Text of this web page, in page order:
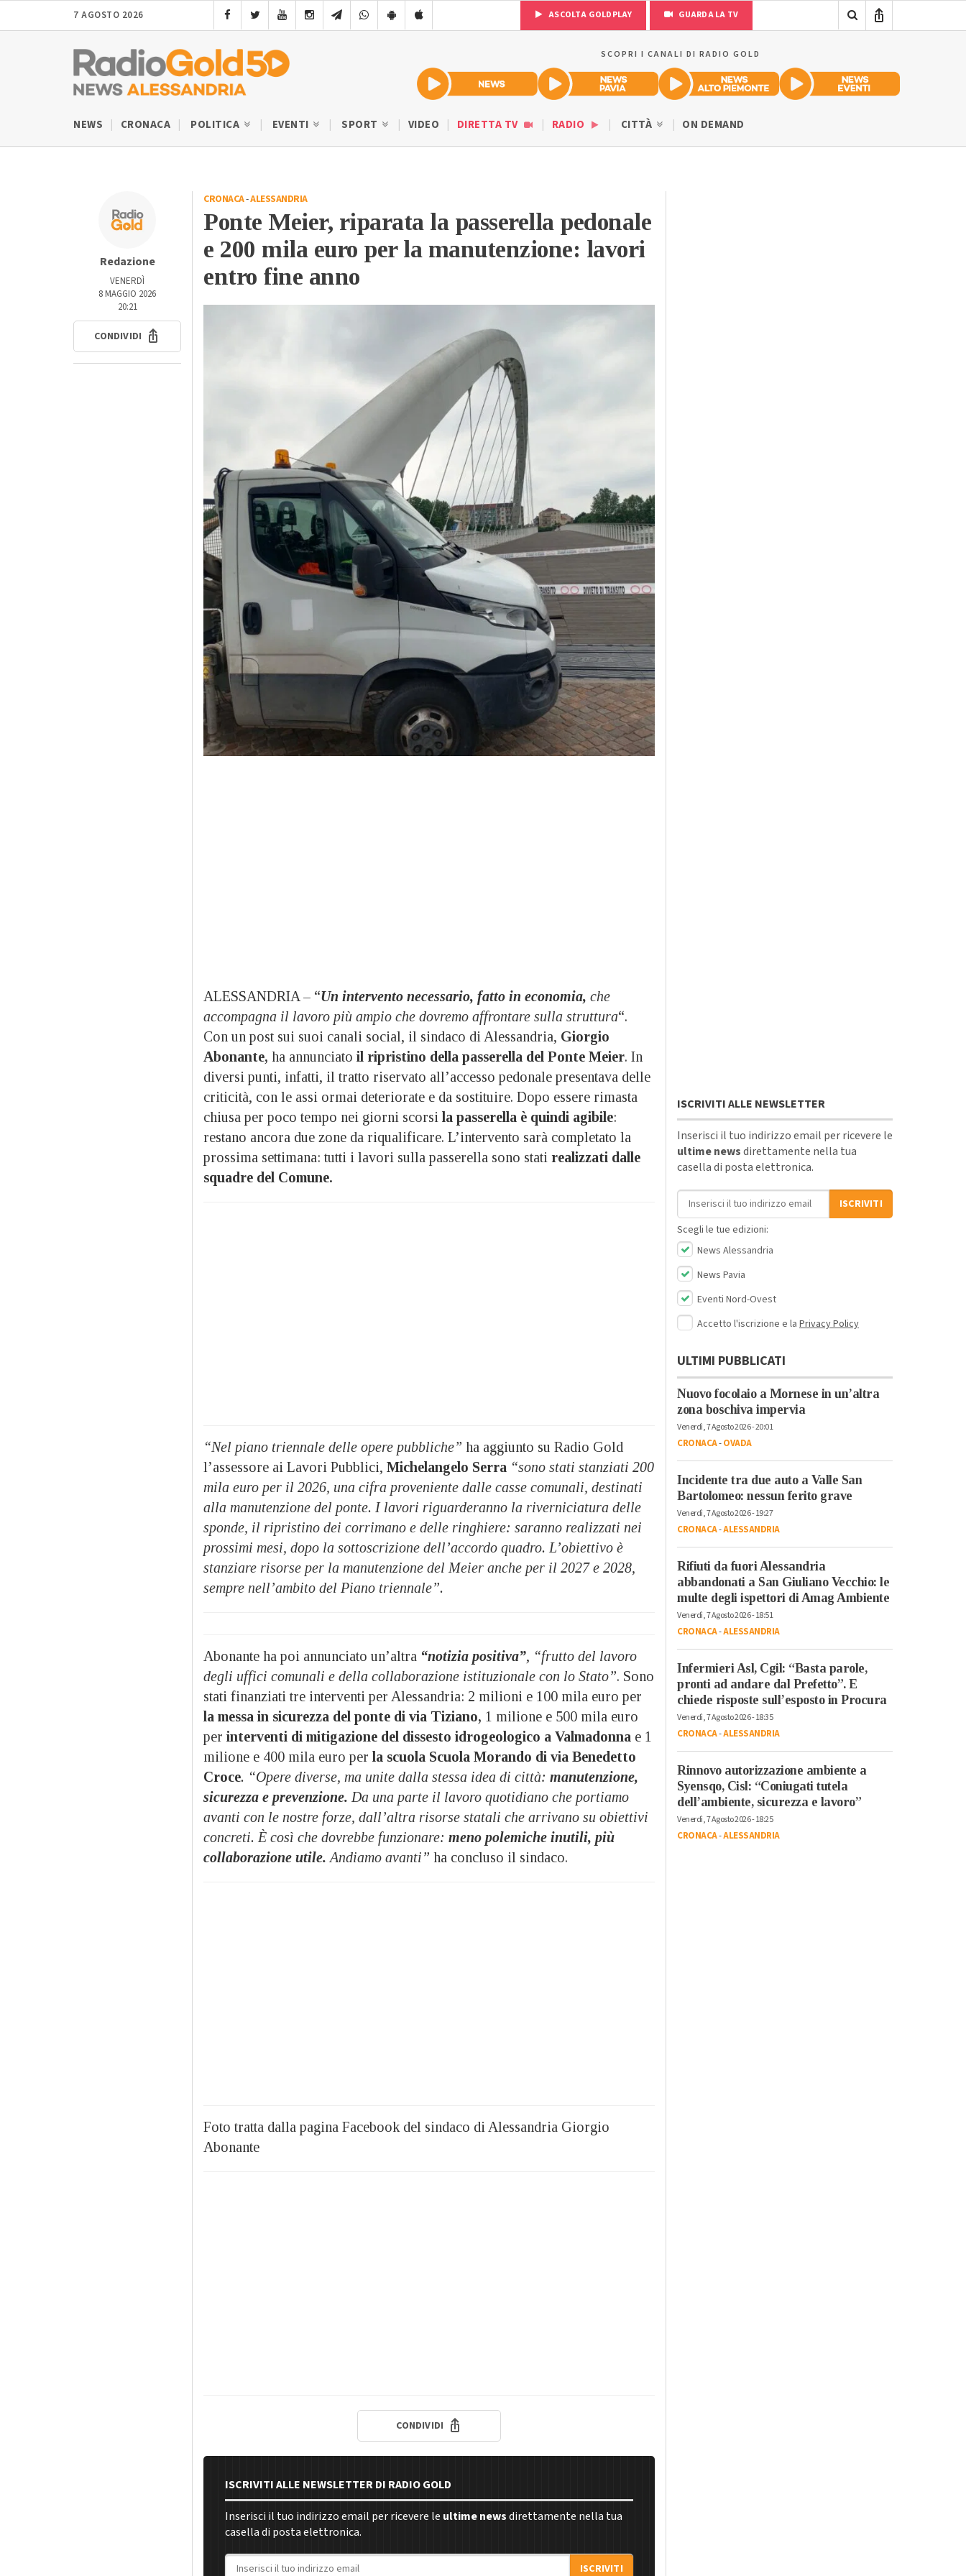
7 AGOSTO 2026 ASCOLTA GOLDPLAY GUARDA LA TV
SCOPRI I CANALI DI RADIO GOLD
NEWS CRONACA POLITICA EVENTI SPORT VIDEO DIRETTA TV RADIO CITTÀ ON DEMAND
Redazione
VENERDÌ
8 MAGGIO 2026
20:21
CONDIVIDI
CRONACA-ALESSANDRIA
Ponte Meier, riparata la passerella pedonale
e 200 mila euro per la manutenzione: lavori
entro fine anno
ALESSANDRIA – “Un intervento necessario, fatto in economia, che
accompagna il lavoro più ampio che dovremo affrontare sulla struttura“.
Con un post sui suoi canali social, il sindaco di Alessandria, Giorgio
Abonante, ha annunciato il ripristino della passerella del Ponte Meier. In
diversi punti, infatti, il tratto riservato all’accesso pedonale presentava delle
criticità, con le assi ormai deteriorate e da sostituire. Dopo essere rimasta
chiusa per poco tempo nei giorni scorsi la passerella è quindi agibile:
restano ancora due zone da riqualificare. L’intervento sarà completato la
prossima settimana: tutti i lavori sulla passerella sono stati realizzati dalle
squadre del Comune.
“Nel piano triennale delle opere pubbliche” ha aggiunto su Radio Gold
l’assessore ai Lavori Pubblici, Michelangelo Serra “sono stati stanziati 200
mila euro per il 2026, una cifra proveniente dalle casse comunali, destinati
alla manutenzione del ponte. I lavori riguarderanno la riverniciatura delle
sponde, il ripristino dei corrimano e delle ringhiere: saranno realizzati nei
prossimi mesi, dopo la sottoscrizione dell’accordo quadro. L’obiettivo è
stanziare risorse per la manutenzione del Meier anche per il 2027 e 2028,
sempre nell’ambito del Piano triennale”.
Abonante ha poi annunciato un’altra “notizia positiva”, “frutto del lavoro
degli uffici comunali e della collaborazione istituzionale con lo Stato”. Sono
stati finanziati tre interventi per Alessandria: 2 milioni e 100 mila euro per
la messa in sicurezza del ponte di via Tiziano, 1 milione e 500 mila euro
per interventi di mitigazione del dissesto idrogeologico a Valmadonna e 1
milione e 400 mila euro per la scuola Scuola Morando di via Benedetto
Croce. “Opere diverse, ma unite dalla stessa idea di città: manutenzione,
sicurezza e prevenzione. Da una parte il lavoro quotidiano che portiamo
avanti con le nostre forze, dall’altra risorse statali che arrivano su obiettivi
concreti. È così che dovrebbe funzionare: meno polemiche inutili, più
collaborazione utile. Andiamo avanti” ha concluso il sindaco.
Foto tratta dalla pagina Facebook del sindaco di Alessandria Giorgio
Abonante
CONDIVIDI
ISCRIVITI ALLE NEWSLETTER DI RADIO GOLD
Inserisci il tuo indirizzo email per ricevere le ultime newsdirettamente nella tua
casella di posta elettronica.
Indirizzo email
ISCRIVITI
ISCRIVITI ALLE NEWSLETTER
Inserisci il tuo indirizzo email per ricevere le
ultime newsdirettamente nella tua
casella di posta elettronica.
Indirizzo email
ISCRIVITI
Scegli le tue edizioni:
News Alessandria
News Pavia
Eventi Nord-Ovest
Accetto l'iscrizione e la Privacy Policy
ULTIMI PUBBLICATI
Nuovo focolaio a Mornese in un’altra
zona boschiva impervia
Venerdì, 7 Agosto 2026 - 20:01
CRONACA-OVADA
Incidente tra due auto a Valle San
Bartolomeo: nessun ferito grave
Venerdì, 7 Agosto 2026 - 19:27
CRONACA-ALESSANDRIA
Rifiuti da fuori Alessandria
abbandonati a San Giuliano Vecchio: le
multe degli ispettori di Amag Ambiente
Venerdì, 7 Agosto 2026 - 18:51
CRONACA-ALESSANDRIA
Infermieri Asl, Cgil: “Basta parole,
pronti ad andare dal Prefetto”. E
chiede risposte sull’esposto in Procura
Venerdì, 7 Agosto 2026 - 18:35
CRONACA-ALESSANDRIA
Rinnovo autorizzazione ambiente a
Syensqo, Cisl: “Coniugati tutela
dell’ambiente, sicurezza e lavoro”
Venerdì, 7 Agosto 2026 - 18:25
CRONACA-ALESSANDRIA